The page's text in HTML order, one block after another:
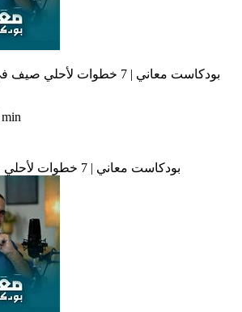
بودكاست معاني | 7 خطوات
بودكاست معاني | 7 خطوات لأحلي صيف في حياتك